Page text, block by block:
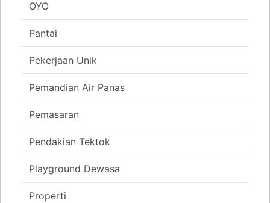
OYO
Pantai
Pekerjaan Unik
Pemandian Air Panas
Pemasaran
Pendakian Tektok
Playground Dewasa
Properti